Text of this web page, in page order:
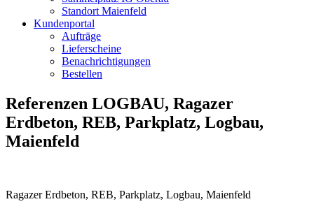
Standort Maienfeld
Kundenportal
Aufträge
Lieferscheine
Benachrichtigungen
Bestellen
Referenzen LOGBAU, Ragazer
Erdbeton, REB, Parkplatz, Logbau,
Maienfeld
Ragazer Erdbeton, REB, Parkplatz, Logbau, Maienfeld